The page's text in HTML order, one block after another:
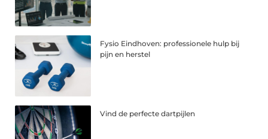
Fysio Eindhoven: professionele hulp bij
pijn en herstel
Vind de perfecte dartpijlen